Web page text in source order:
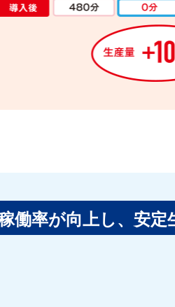
働率が向上し、安定